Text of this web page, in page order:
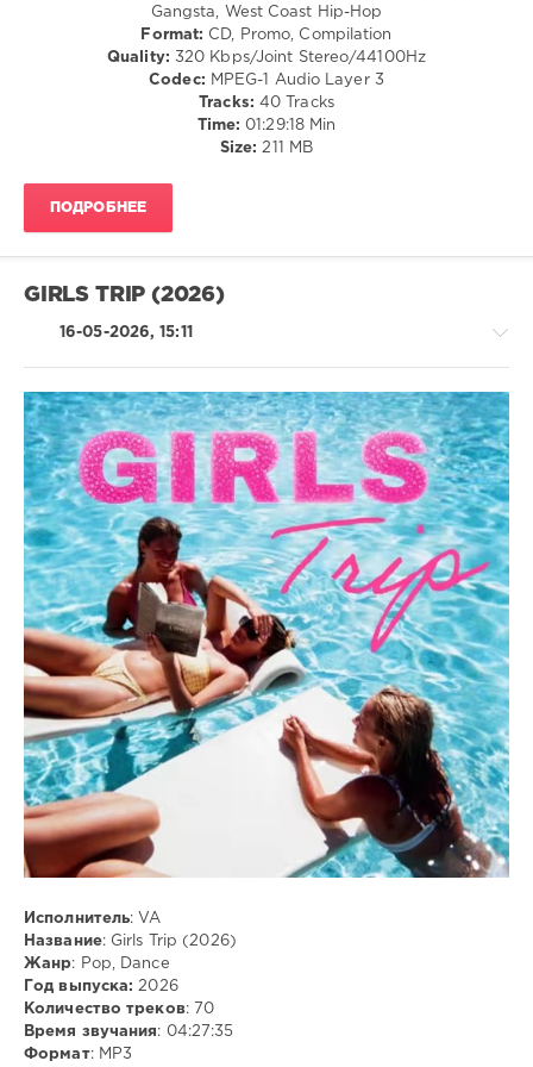
Jack
Banks
Gangsta, West Coast Hip-Hop
Format: CD, Promo, Compilation
Quality: 320 Kbps/Joint Stereo/44100Hz
Codec: MPEG-1 Audio Layer 3
Tracks: 40 Tracks
Time: 01:29:18 Min
Size: 211 MB
ПОДРОБНЕЕ
GIRLS TRIP (2026)
16-05-2026, 15:11
Pop
/
Dance
/
Club/
Disco
ivashka
83
0
Pop,
Dance,
MP3
Исполнитель: VA
Название: Girls Trip (2026)
Жанр: Pop, Dance
Год выпуска: 2026
Количество треков: 70
Время звучания: 04:27:35
Формат: MP3